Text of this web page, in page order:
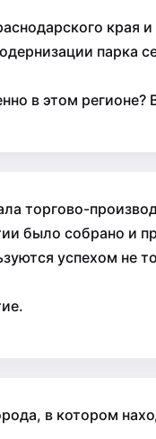
края
парка
в этом регионе?
торгово-
было собрано и
успехом не
в котором